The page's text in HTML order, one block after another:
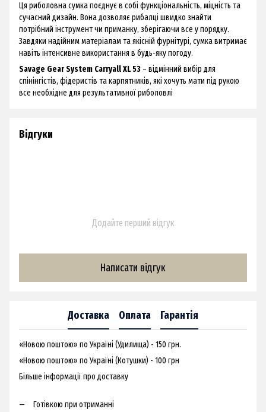
Ця риболовна сумка поєднує в собі функціональність, міцність та
сучасний дизайн. Вона дозволяє рибалці швидко знайти
потрібний інструмент чи приманку, зберігаючи все у порядку.
Завдяки надійним матеріалам та якісній фурнітурі, сумка витримає
навіть інтенсивне використання в будь-яку погоду.
Savage Gear System Carryall XL 53​​​​​​​ – відмінний вибір для
спінінгістів, фідеристів та карпятників, які хочуть мати під рукою
все необхідне для результативної риболовлі
Відгуки
Додайте перший відгук
Написати відгук
Доставка Оплата Гарантія
«Новою поштою» по Україні (Удилища) - 150 грн.
«Новою поштою» по Україні (Котушки) - 100 грн
Більше інформації про доставку
Готівкою при отриманні